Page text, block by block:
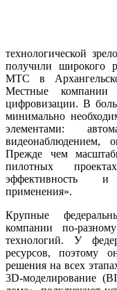
технологической
получили широкого
МТС в
Местные
цифровизации. В
минимально
элементами:
видеонаблюдением,
Прежде чем
пилотных
эффективность и
применения».
Крупные
компании по-
технологий. У
ресурсов, поэтому
решения на всех
3D-моделирование